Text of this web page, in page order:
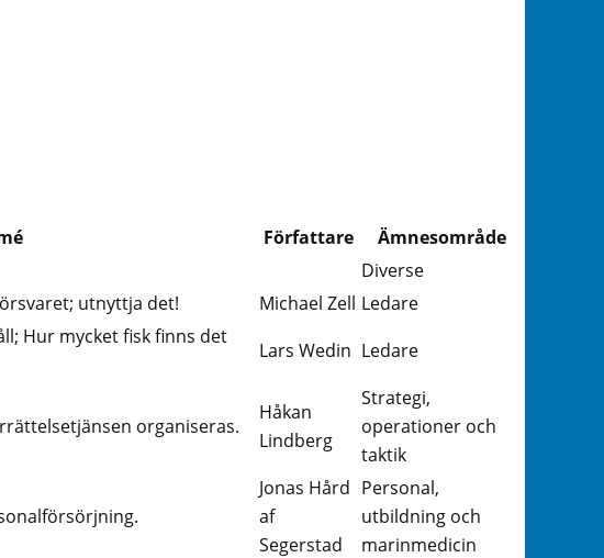
Författare
Ämnesområde
Diverse
utnyttja det! Michael Zell Ledare
Hur mycket fisk finns det
Lars Wedin Ledare
organiseras.
Håkan
Lindberg
Strategi,
operationer och
taktik
Jonas Hård
af
Segerstad
Personal,
utbildning och
marinmedicin